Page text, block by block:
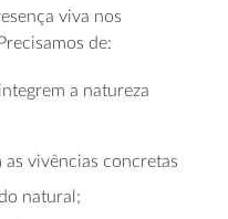
viva nos
de:
a natureza
vivências concretas
natural;